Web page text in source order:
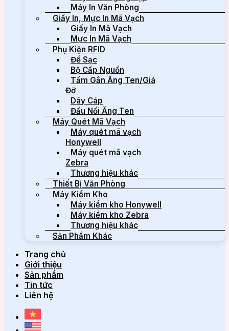
Máy In Văn Phòng
Giấy In, Mực In Mã Vạch
Giấy In Mã Vạch
Mực In Mã Vạch
Phụ Kiện RFID
Đế Sạc
Bộ Cấp Nguồn
Tấm Gắn Ăng Ten/Giá
Đỡ
Dây Cáp
Đầu Nối Ăng Ten
Máy Quét Mã Vạch
Máy quét mã vạch
Honywell
Máy quét mã vạch
Zebra
Thương hiệu khác
Thiết Bị Văn Phòng
Máy Kiểm Kho
Máy kiểm kho Honywell
Máy kiểm kho Zebra
Thương hiệu khác
Sản Phẩm Khác
Trang chủ
Giới thiệu
Sản phẩm
Tin tức
Liên hệ